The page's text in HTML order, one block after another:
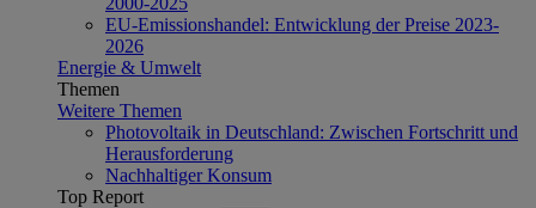
EU-Emissionshandel: Entwicklung der Preise 2023-
2026
Energie & Umwelt
Themen
Weitere Themen
Photovoltaik in Deutschland: Zwischen Fortschritt und
Herausforderung
Nachhaltiger Konsum
Top Report